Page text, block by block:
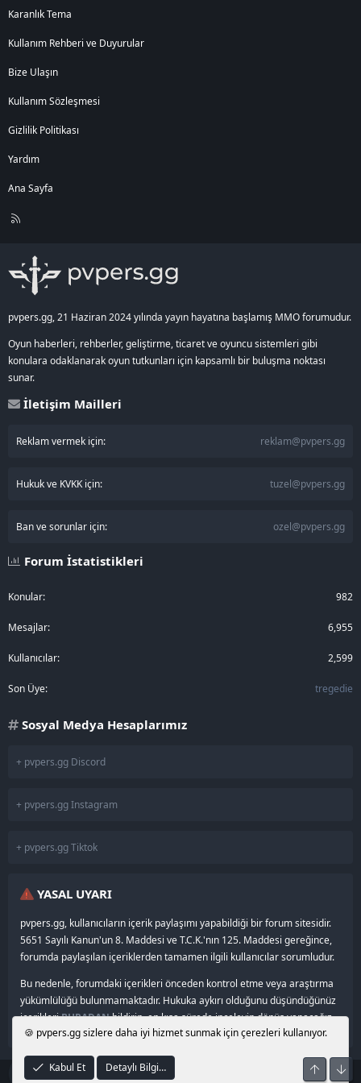
ı
Karanlık Tema
Kullanım Rehberi ve Duyurular
Bize Ulaşın
Kullanım Sözleşmesi
Gizlilik Politikası
Yardım
Ana Sayfa
R
pvpers.gg, 21 Haziran 2024 yılında yayın hayatına başlamış MMO forumudur.
Oyun haberleri, rehberler, geliştirme, ticaret ve oyuncu sistemleri gibi
konulara odaklanarak oyun tutkunları için kapsamlı bir buluşma noktası
sunar.
İletişim Mailleri
Reklam vermek için: reklam@pvpers.gg
Hukuk ve KVKK için: tuzel@pvpers.gg
Ban ve sorunlar için: ozel@pvpers.gg
Forum İstatistikleri
Konular 982
Mesajlar 6,955
Kullanıcılar 2,599
Son Üye tregedie
Sosyal Medya Hesaplarımız
+ pvpers.gg Discord
+ pvpers.gg Instagram
+ pvpers.gg Tiktok
YASAL UYARI
pvpers.gg, kullanıcıların içerik paylaşımı yapabildiği bir forum sitesidir.
5651 Sayılı Kanun'un 8. Maddesi ve T.C.K.'nın 125. Maddesi gereğince,
forumda paylaşılan içeriklerden tamamen ilgili kullanıcılar sorumludur.
Bu nedenle, forumdaki içerikleri önceden kontrol etme veya araştırma
yükümlülüğü bulunmamaktadır. Hukuka aykırı olduğunu düşündüğünüz
içerikleriBURADANbildirin, en kısa sürede inceleyip dönüş yapacağız.
© 2024–2026 pvpers.gg •
Community platform by XenForo
🍪 pvpers.gg sizlere daha iyi hizmet sunmak için çerezleri kullanıyor.
Kabul Et Detaylı Bilgi… Üst Alt